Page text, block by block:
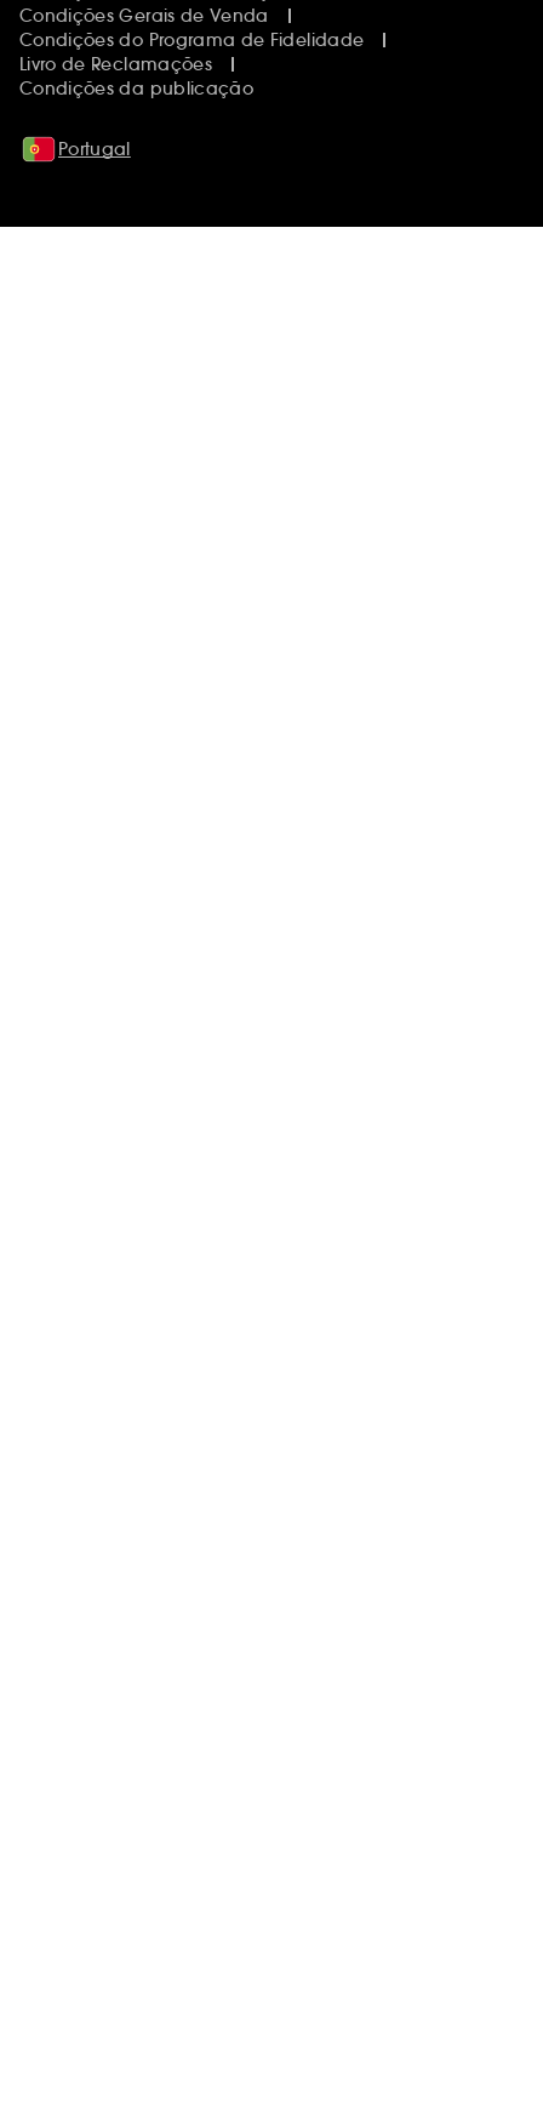
Condições Gerais de Venda
Condições do Programa de Fidelidade
Livro de Reclamações
Condições da publicação
Portugal